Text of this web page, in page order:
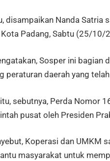
disampaikan Nanda Satria
Padang, Sabtu (25/10/
Sosper ini bagian
peraturan daerah yang
sebutnya, Perda Nomor
pusat oleh Presiden
Koperasi dan UMKM
masyarakat untuk